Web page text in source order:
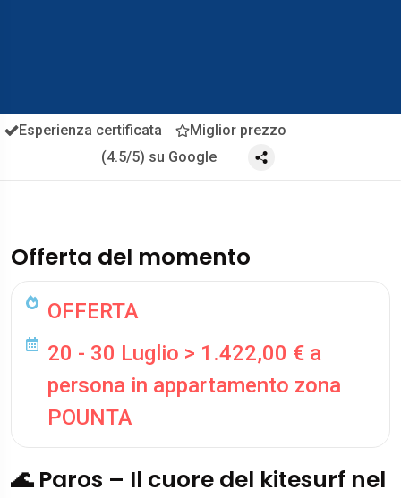
Esperienza certificata
Miglior prezzo
(4.5/5) su Google
Offerta del momento
OFFERTA
20 - 30 Luglio > 1.422,00 € a
persona in appartamento zona
POUNTA
🌊 Paros – Il cuore del kitesurf nel